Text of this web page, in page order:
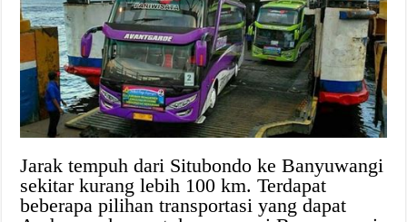
Jarak tempuh dari Situbondo ke Banyuwangi
sekitar kurang lebih 100 km. Terdapat
beberapa pilihan transportasi yang dapat